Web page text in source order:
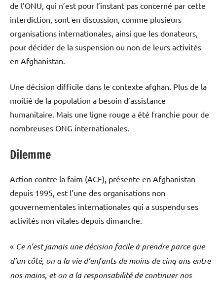
de l’ONU, qui n’est pour l’instant pas concerné par cette
interdiction, sont en discussion, comme plusieurs
organisations internationales, ainsi que les donateurs,
pour décider de la suspension ou non de leurs activités
en Afghanistan.
Une décision difficile dans le contexte afghan. Plus de la
moitié de la population a besoin d’assistance
humanitaire. Mais une ligne rouge a été franchie pour de
nombreuses ONG internationales.
Dilemme
Action contre la faim (ACF), présente en Afghanistan
depuis 1995, est l’une des organisations non
gouvernementales internationales qui a suspendu ses
activités non vitales depuis dimanche.
« Ce n’est jamais une décision facile à prendre parce que
d’un côté, on a la vie d’enfants de moins de cinq ans entre
nos mains, et on a la responsabilité de continuer nos